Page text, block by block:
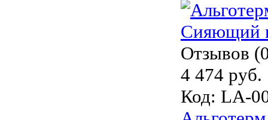
Отзывов
4 474 руб.
Код: LA-